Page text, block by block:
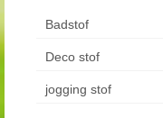
Badstof
Deco stof
jogging stof